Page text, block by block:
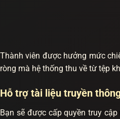
Thành viên được hưởng mức
ròng mà hệ thống thu về từ tệp
Hỗ trợ tài liệu truyền
Bạn sẽ được cấp quyền truy